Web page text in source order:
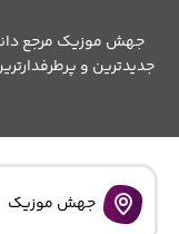
جهش موزیک مرجع
جدیدترین و
جهش موزیک